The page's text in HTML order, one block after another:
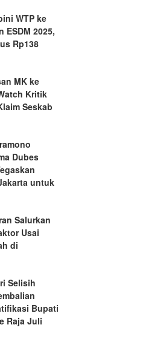
WTP ke
ESDM 2025,
Rp138
MK ke
Kritik
Seskab
Dubes
untuk
Salurkan
Usai
di
Selisih
Bupati
Raja Juli